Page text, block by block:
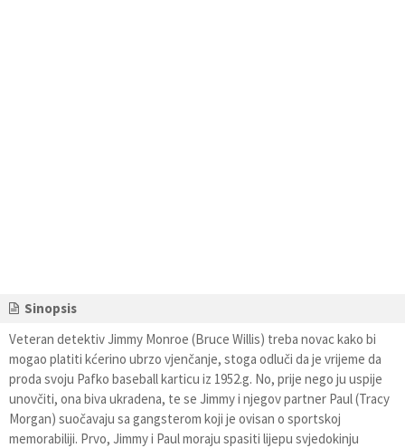
Sinopsis
Veteran detektiv Jimmy Monroe (Bruce Willis) treba novac kako bi
mogao platiti kćerino ubrzo vjenčanje, stoga odluči da je vrijeme da
proda svoju Pafko baseball karticu iz 1952.g. No, prije nego ju uspije
unovčiti, ona biva ukradena, te se Jimmy i njegov partner Paul (Tracy
Morgan) suočavaju sa gangsterom koji je ovisan o sportskoj
memorabiliji. Prvo, Jimmy i Paul moraju spasiti lijepu svjedokinju